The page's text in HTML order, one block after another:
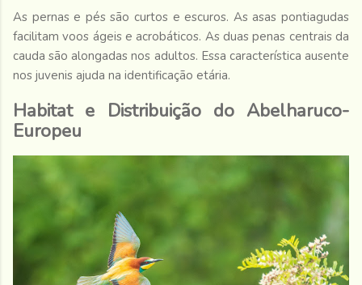
As pernas e pés são curtos e escuros. As asas pontiagudas
facilitam voos ágeis e acrobáticos. As duas penas centrais da
cauda são alongadas nos adultos. Essa característica ausente
nos juvenis ajuda na identificação etária.
Habitat e Distribuição do Abelharuco-
Europeu